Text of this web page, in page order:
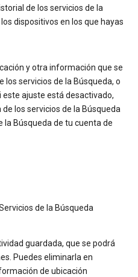
de los servicios de la
dispositivos en los que hayas
y otra información que se
los servicios de la Búsqueda, o
este ajuste está desactivado,
los servicios de la Búsqueda
la Búsqueda de tu cuenta de
de la Búsqueda
guardada, que se podrá
Puedes eliminarla en
de ubicación